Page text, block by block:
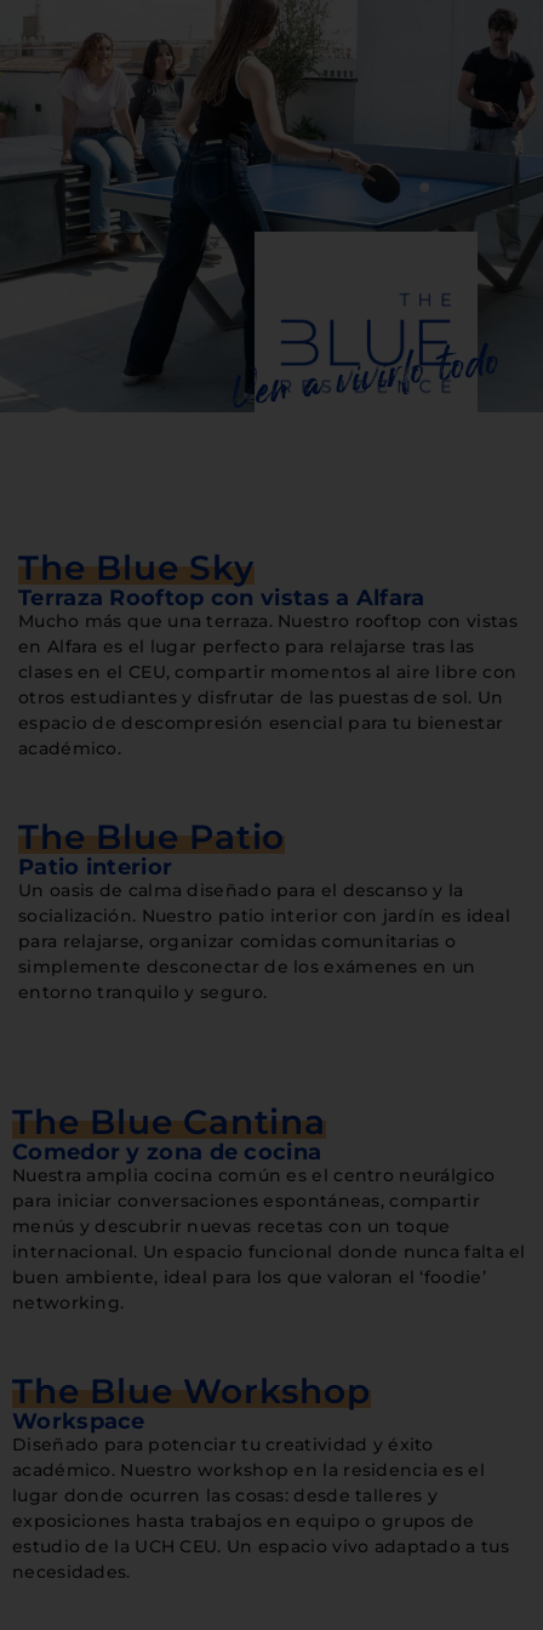
The Blue Sky
Terraza Rooftop con vistas a Alfara
Mucho más que una terraza. Nuestro rooftop con vistas
en Alfara es el lugar perfecto para relajarse tras las
clases en el CEU, compartir momentos al aire libre con
otros estudiantes y disfrutar de las puestas de sol. Un
espacio de descompresión esencial para tu bienestar
académico.
The Blue Patio
Patio interior
Un oasis de calma diseñado para el descanso y la
socialización. Nuestro patio interior con jardín es ideal
para relajarse, organizar comidas comunitarias o
simplemente desconectar de los exámenes en un
entorno tranquilo y seguro.
The Blue Cantina
Comedor y zona de cocina
Nuestra amplia cocina común es el centro neurálgico
para iniciar conversaciones espontáneas, compartir
menús y descubrir nuevas recetas con un toque
internacional. Un espacio funcional donde nunca falta el
buen ambiente, ideal para los que valoran el ‘foodie’
networking.
The Blue Workshop
Workspace
Diseñado para potenciar tu creatividad y éxito
académico. Nuestro workshop en la residencia es el
lugar donde ocurren las cosas: desde talleres y
exposiciones hasta trabajos en equipo o grupos de
estudio de la UCH CEU. Un espacio vivo adaptado a tus
necesidades.